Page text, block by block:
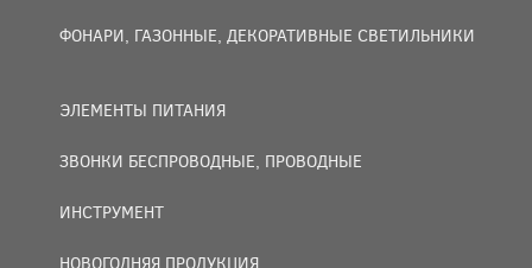
ФОНАРИ, ГАЗОННЫЕ, ДЕКОРАТИВНЫЕ СВЕТИЛЬНИКИ
ЭЛЕМЕНТЫ ПИТАНИЯ
ЗВОНКИ БЕСПРОВОДНЫЕ, ПРОВОДНЫЕ
ИНСТРУМЕНТ
НОВОГОДНЯЯ ПРОДУКЦИЯ